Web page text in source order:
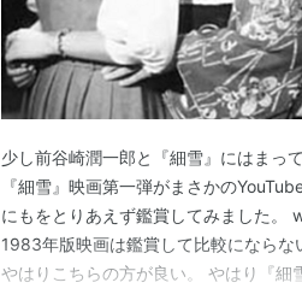
少し前谷崎潤一郎と『細雪』にはまっ
『細雪』映画第一弾がまさかの
にもをとりあえず鑑賞してみました
1983年版映画は鑑賞して比較になら
やはりこちらの方が良い。 やはり『細